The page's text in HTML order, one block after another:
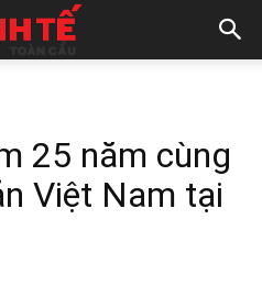
25 năm cùng
Việt Nam tại